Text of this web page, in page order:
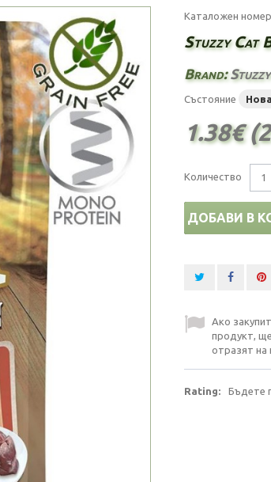
Каталожен номер
Stuzzy Cat
Brand:Stuzzy
Състояние
1.38€
Количество
ДОБАВИ В
Ако
продукт,
отразят на
Rating: Бъдете